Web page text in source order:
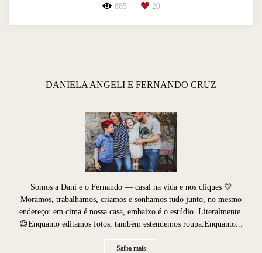
885 20
DANIELA ANGELI E FERNANDO CRUZ
Somos a Dani e o Fernando — casal na vida e nos cliques 💛
Moramos, trabalhamos, criamos e sonhamos tudo junto, no mesmo
endereço: em cima é nossa casa, embaixo é o estúdio. Literalmente.
😅Enquanto editamos fotos, também estendemos roupa.Enquanto...
Saiba mais